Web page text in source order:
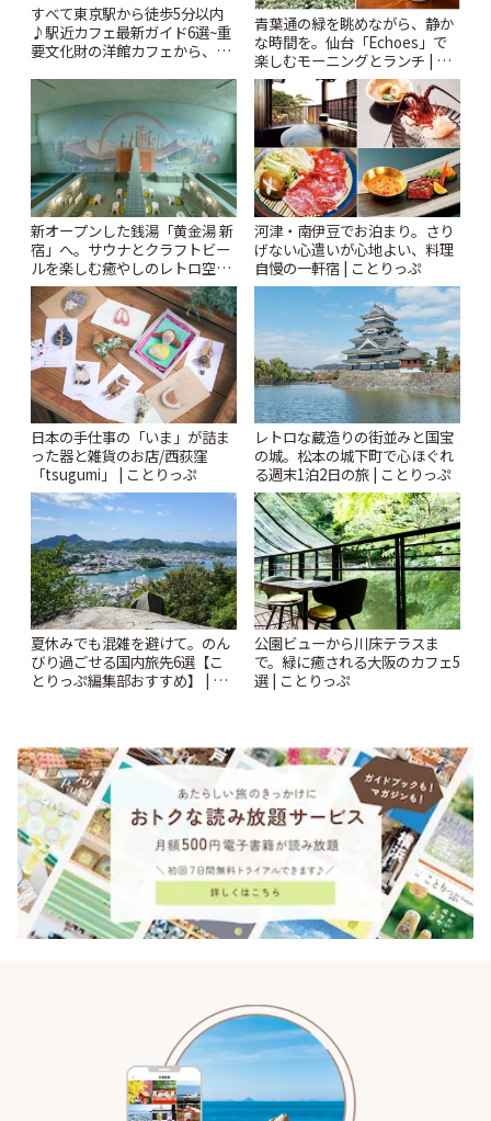
すべて東京駅から徒歩5分以内
♪駅近カフェ最新ガイド6選~重
要文化財の洋館カフェから、改
りっぷ
青葉通の緑を眺めながら、静か
な時間を。仙台「Echoes」で
楽しむモーニングとランチ | こ
とりっぷ
新オープンした銭湯「黄金湯 新
宿」へ。サウナとクラフトビー
ルを楽しむ癒やしのレトロ空間
| ことりっぷ
河津・南伊豆でお泊まり。さり
げない心遣いが心地よい、料理
自慢の一軒宿 | ことりっぷ
日本の手仕事の「いま」が詰ま
った器と雑貨のお店/西荻窪
「tsugumi」 | ことりっぷ
レトロな蔵造りの街並みと国宝
の城。松本の城下町で心ほぐれ
る週末1泊2日の旅 | ことりっぷ
夏休みでも混雑を避けて。のん
びり過ごせる国内旅先6選【こ
とりっぷ編集部おすすめ】 | こ
公園ビューから川床テラスま
で。緑に癒される大阪のカフェ5
選 | ことりっぷ